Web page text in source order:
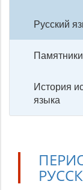
Русский
История
языка